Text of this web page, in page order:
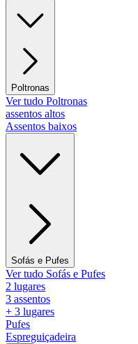
Poltronas
Ver tudo Poltronas
assentos altos
Assentos baixos
Sofás e Pufes
Ver tudo Sofás e Pufes
2 lugares
3 assentos
+ 3 lugares
Pufes
Espreguiçadeira